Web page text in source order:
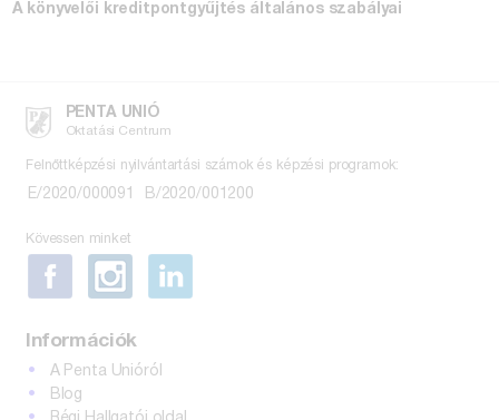
A könyvelői kreditpontgyűjtés általános szabályai
PENTA UNIÓ
Oktatási Centrum
Felnőttképzési nyilvántartási számok és képzési programok:
E/2020/000091 B/2020/001200
Kövessen minket
Információk
A Penta Unióról
Blog